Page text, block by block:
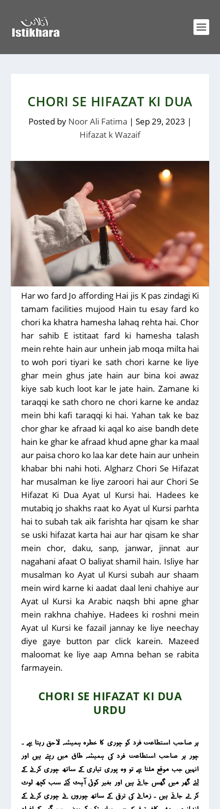
CHORI SE HIFAZAT KI DUA
Posted by Noor Ali Fatima | Sep 29, 2023 |
Hifazat k Wazaif
Har wo fard Jo affording Hai jis K pas zindagi Ki
tamam facilities mujood Hain tu esay fard ko
chori ka khatra hamesha lahaq rehta hai. Chor
har sahib E istitaat fard ki hamesha talash
mein rehte hain aur unhein jab moqa milta hai
to woh pori tiyari ke sath chori karne ke liye
ghar mein ghus jate hain aur bina koi awaz
kiye sab kuch loot kar le jate hain. Zamane ki
taraqqi ke sath choro ne chori karne ke andaz
mein bhi kafi taraqqi ki hai. Yahan tak ke baz
chor ghar ke afraad ki aqal ko aise bandh dete
hain ke ghar ke afraad khud apne ghar ka maal
aur paisa choro ko laa kar dete hain aur unhein
khabar bhi nahi hoti. Algharz Chori Se Hifazat
har musalman ke liye zaroori hai aur Chori Se
Hifazat Ki Dua Ayat ul Kursi hai. Hadees ke
mutabiq jo shakhs raat ko Ayat ul Kursi parhta
hai to subah tak aik farishta har qisam ke shar
se uski hifazat karta hai aur har qisam ke shar
mein chor, daku, sanp, janwar, jinnat aur
nagahani afaat O baliyat shamil hain. Isliye har
musalman ko Ayat ul Kursi subah aur shaam
mein wird karne ki aadat daal leni chahiye aur
Ayat ul Kursi ka Arabic naqsh bhi apne ghar
mein rakhna chahiye. Hadees ki roshni mein
Ayat ul Kursi ke fazail jannay ke liye neechay
diye gaye button par click karein. Mazeed
maloomat ke liye aap Amna behan se rabita
farmayein.
CHORI SE HIFAZAT KI DUA
URDU
ہر صاحب استطاعت فرد کو چوری کا خطرہ ہمیشہ لاحق رہتا ہے ۔
چور ہر صاحب استطاعت فرد کی ہمیشہ طاق میں رہتے ہیں اور
انہیں جب موقع ملتا ہے تو وہ پوری تیاری کے ساتھ چوری کرنے کے
لئے گھر میں گھس جاتے ہیں اور بغیر کوئی آہٹ کئے سب کچھ لوٹ
کر لے جاتے ہیں ۔ زمانے کی ترقی کے ساتھ چوروں نے چوری کرنے کے